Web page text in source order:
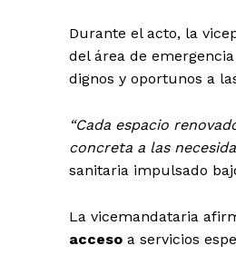
Durante el acto, la
del área de
dignos y oportunos a
“Cada espacio
concreta a las
sanitaria impulsado
La vicemandataria
acceso a servicios